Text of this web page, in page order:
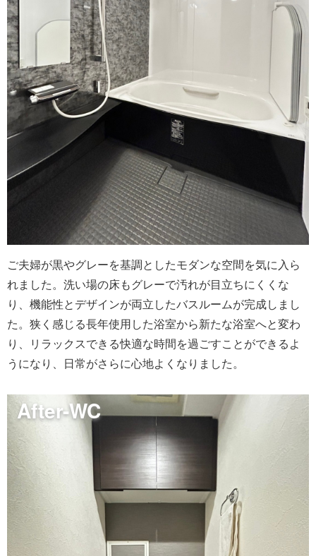
ご夫婦が黒やグレーを基調としたモダンな空間を気に入ら
れました。洗い場の床もグレーで汚れが目立ちにくくな
り、機能性とデザインが両立したバスルームが完成しまし
た。狭く感じる長年使用した浴室から新たな浴室へと変わ
り、リラックスできる快適な時間を過ごすことができるよ
うになり、日常がさらに心地よくなりました。
After-WC